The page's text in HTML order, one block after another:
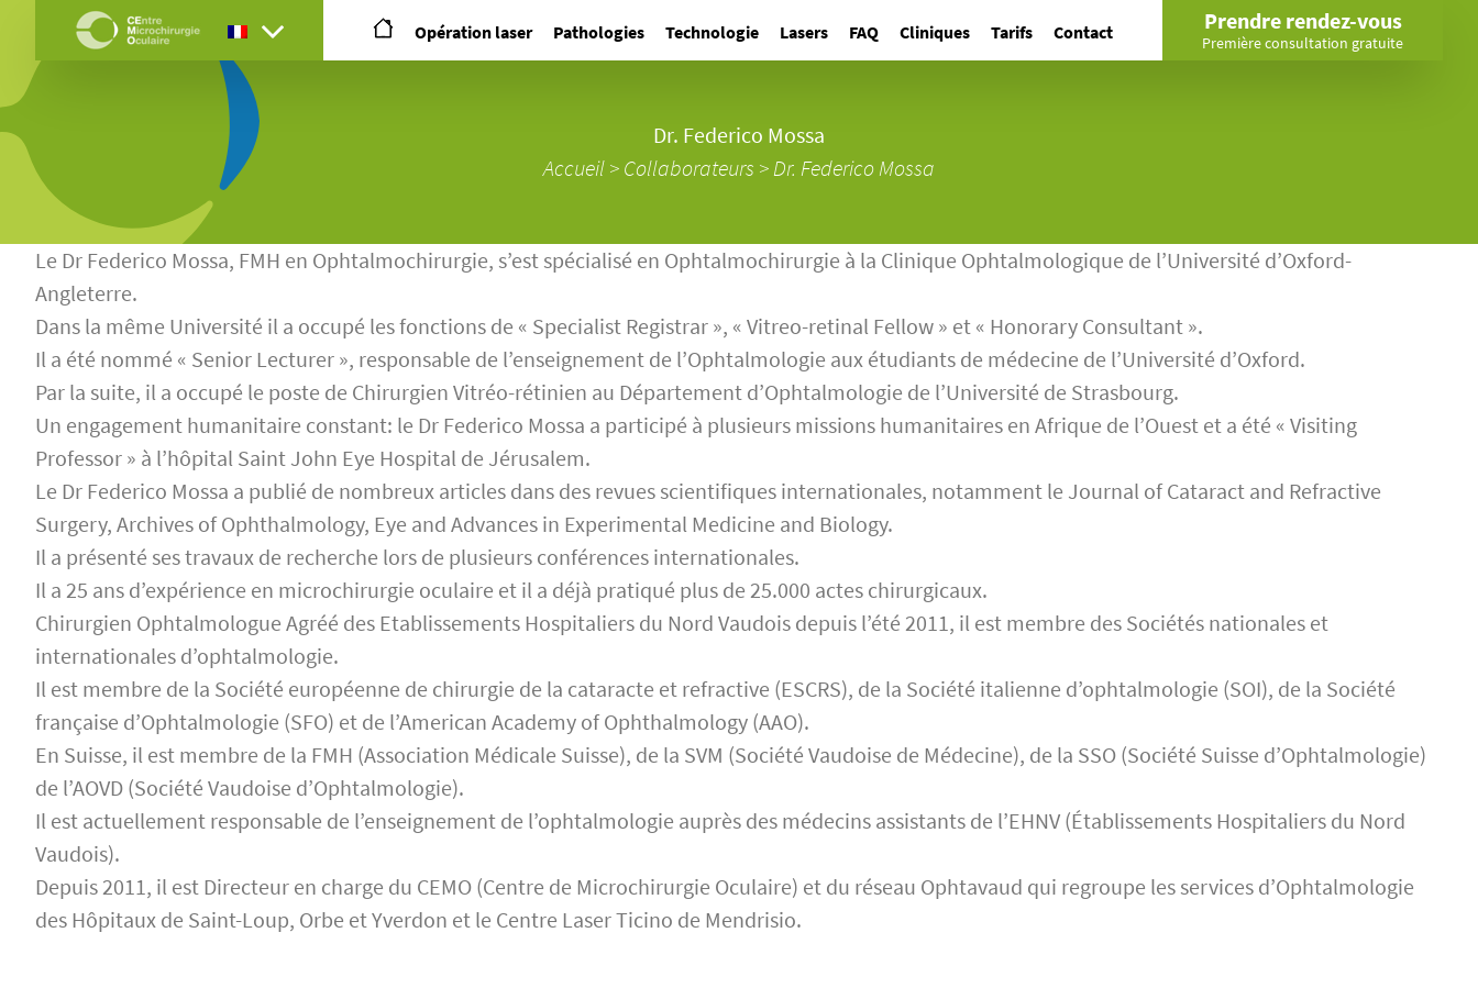
Opération laser Pathologies Technologie Lasers FAQ Cliniques Tarifs Contact Prendre rendez-vous
Première consultation gratuite
Dr. Federico Mossa
Accueil>Collaborateurs >Dr. Federico Mossa
Le Dr Federico Mossa, FMH en Ophtalmochirurgie, s’est spécialisé en Ophtalmochirurgie à la Clinique Ophtalmologique de l’Université d’Oxford-
Angleterre.
Dans la même Université il a occupé les fonctions de « Specialist Registrar », « Vitreo-retinal Fellow » et « Honorary Consultant ».
Il a été nommé « Senior Lecturer », responsable de l’enseignement de l’Ophtalmologie aux étudiants de médecine de l’Université d’Oxford.
Par la suite, il a occupé le poste de Chirurgien Vitréo-rétinien au Département d’Ophtalmologie de l’Université de Strasbourg.
Un engagement humanitaire constant: le Dr Federico Mossa a participé à plusieurs missions humanitaires en Afrique de l’Ouest et a été « Visiting
Professor » à l’hôpital Saint John Eye Hospital de Jérusalem.
Le Dr Federico Mossa a publié de nombreux articles dans des revues scientifiques internationales, notamment le Journal of Cataract and Refractive
Surgery, Archives of Ophthalmology, Eye and Advances in Experimental Medicine and Biology.
Il a présenté ses travaux de recherche lors de plusieurs conférences internationales.
Il a 25 ans d’expérience en microchirurgie oculaire et il a déjà pratiqué plus de 25.000 actes chirurgicaux.
Chirurgien Ophtalmologue Agréé des Etablissements Hospitaliers du Nord Vaudois depuis l’été 2011, il est membre des Sociétés nationales et
internationales d’ophtalmologie.
Il est membre de la Société européenne de chirurgie de la cataracte et refractive (ESCRS), de la Société italienne d’ophtalmologie (SOI), de la Société
française d’Ophtalmologie (SFO) et de l’American Academy of Ophthalmology (AAO).
En Suisse, il est membre de la FMH (Association Médicale Suisse), de la SVM (Société Vaudoise de Médecine), de la SSO (Société Suisse d’Ophtalmologie)
de l’AOVD (Société Vaudoise d’Ophtalmologie).
Il est actuellement responsable de l’enseignement de l’ophtalmologie auprès des médecins assistants de l’EHNV (Établissements Hospitaliers du Nord
Vaudois).
Depuis 2011, il est Directeur en charge du CEMO (Centre de Microchirurgie Oculaire) et du réseau Ophtavaud qui regroupe les services d’Ophtalmologie
des Hôpitaux de Saint-Loup, Orbe et Yverdon et le Centre Laser Ticino de Mendrisio.